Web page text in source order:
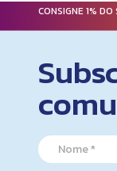
CONSIGNE 1%
N
a
m
a